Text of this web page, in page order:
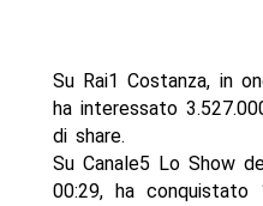
Su Rai1 Costanza, in
ha interessato
di share.
Su Canale5 Lo Show
00:29, ha conquistato